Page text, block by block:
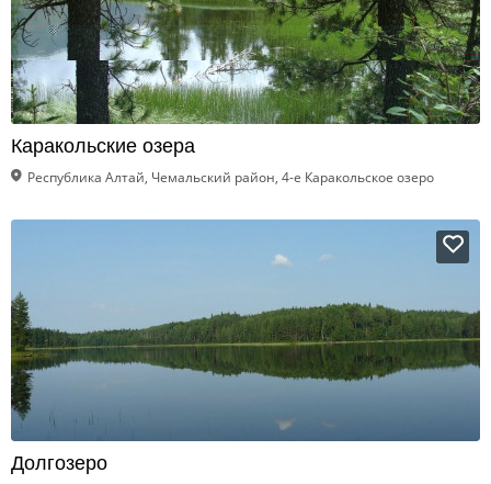
Каракольские озера
Республика Алтай, Чемальский район, 4-е Каракольское озеро
Долгозеро